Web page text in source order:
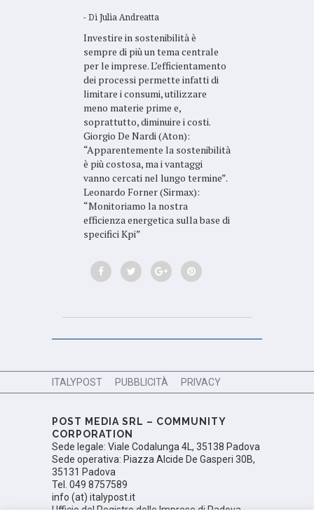
Di Julia Andreatta
Investire in sostenibilità è
sempre di più un tema centrale
per le imprese. L’efficientamento
dei processi permette infatti di
limitare i consumi, utilizzare
meno materie prime e,
soprattutto, diminuire i costi.
Giorgio De Nardi (Aton):
“Apparentemente la sostenibilità
è più costosa, ma i vantaggi
vanno cercati nel lungo termine”.
Leonardo Forner (Sirmax):
“Monitoriamo la nostra
efficienza energetica sulla base di
specifici Kpi”
ITALYPOST PUBBLICITÀ PRIVACY
POST MEDIA SRL – COMMUNITY
CORPORATION
Sede legale: Viale Codalunga 4L, 35138 Padova
Sede operativa: Piazza Alcide De Gasperi 30B,
35131 Padova
Tel. 049 8757589
info (at) italypost.it
Ufficio del Registro delle Imprese di Padova,